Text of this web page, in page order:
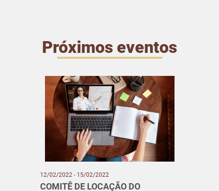
Próximos eventos
12/02/2022 - 15/02/2022
COMITÊ DE LOCAÇÃO DO